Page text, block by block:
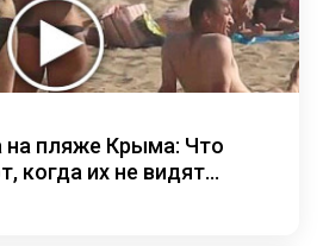
на пляже Крыма: Что
когда их не видят...